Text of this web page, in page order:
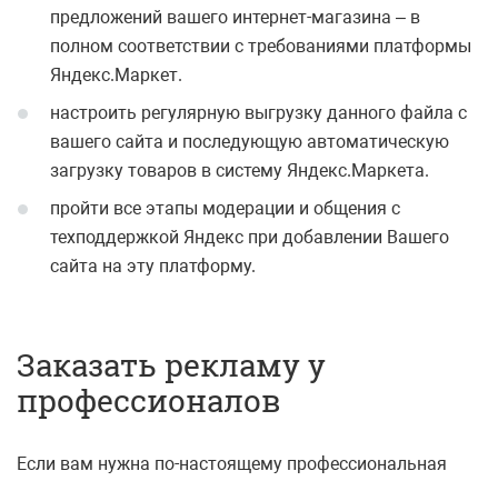
предложений вашего интернет-магазина – в
полном соответствии с требованиями платформы
Яндекс.Маркет.
настроить регулярную выгрузку данного файла с
вашего сайта и последующую автоматическую
загрузку товаров в систему Яндекс.Маркета.
пройти все этапы модерации и общения с
техподдержкой Яндекс при добавлении Вашего
сайта на эту платформу.
Заказать рекламу у
профессионалов
Если вам нужна по-настоящему профессиональная